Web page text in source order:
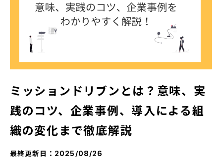
WRITER
ライターで探す
FEATURE
特集
MOVIE
DOCUMENT
『SUNGROVE』について
利用規約
ミッションドリブンとは？意味、実
践のコツ、企業事例、導入による組
織の変化まで徹底解説
最終更新日： 2025/08/26